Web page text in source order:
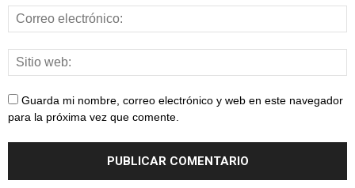
Guarda mi nombre, correo electrónico y web en este navegador
para la próxima vez que comente.